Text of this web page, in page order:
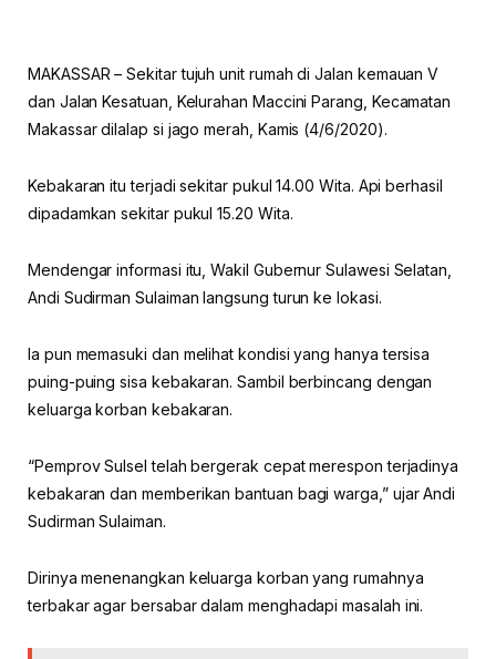
MAKASSAR – Sekitar tujuh unit rumah di Jalan kemauan V
dan Jalan Kesatuan, Kelurahan Maccini Parang, Kecamatan
Makassar dilalap si jago merah, Kamis (4/6/2020).
Kebakaran itu terjadi sekitar pukul 14.00 Wita. Api berhasil
dipadamkan sekitar pukul 15.20 Wita.
Mendengar informasi itu, Wakil Gubernur Sulawesi Selatan,
Andi Sudirman Sulaiman langsung turun ke lokasi.
Ia pun memasuki dan melihat kondisi yang hanya tersisa
puing-puing sisa kebakaran. Sambil berbincang dengan
keluarga korban kebakaran.
“Pemprov Sulsel telah bergerak cepat merespon terjadinya
kebakaran dan memberikan bantuan bagi warga,” ujar Andi
Sudirman Sulaiman.
Dirinya menenangkan keluarga korban yang rumahnya
terbakar agar bersabar dalam menghadapi masalah ini.